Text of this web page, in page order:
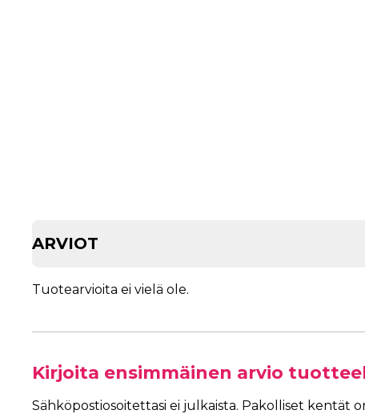
ARVIOT
Tuotearvioita ei vielä ole.
Kirjoita ensimmäinen arvio
Sähköpostiosoitettasi ei julkaista. Pakolliset kentät